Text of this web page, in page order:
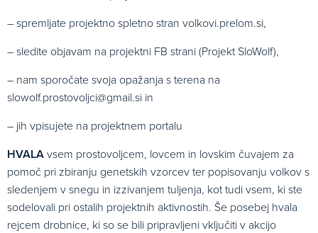
– spremljate projektno spletno stran volkovi.prelom.si,
– sledite objavam na projektni FB strani (Projekt SloWolf),
– nam sporočate svoja opažanja s terena na
slowolf.prostovoljci@gmail.si in
– jih vpisujete na projektnem portalu
HVALAvsem prostovoljcem, lovcem in lovskim čuvajem za
pomoč pri zbiranju genetskih vzorcev ter popisovanju volkov s
sledenjem v snegu in izzivanjem tuljenja, kot tudi vsem, ki ste
sodelovali pri ostalih projektnih aktivnostih. Še posebej hvala
rejcem drobnice, ki so se bili pripravljeni vključiti v akcijo